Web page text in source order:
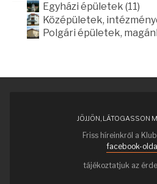
Egyházi épületek (11)
Középületek,
Polgári épületek,
JÖJJÖN, LÁTOGASSON
Friss híreinkről a
facebook-
tájékoztatjuk az